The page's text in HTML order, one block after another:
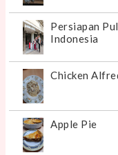
Persiapan
Indonesia
Chicken
Apple Pie